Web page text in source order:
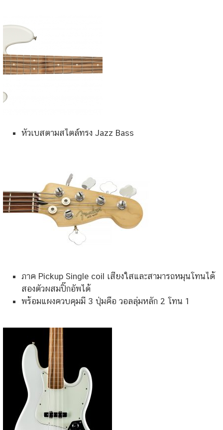
หัวเบสตามสไตล์ทรง Jazz Bass
ภาค Pickup Single coil เสียงใสและสามารถหมุนโทนได้
สองตัวผสมปิ๊กอัพได้
พร้อมแผงควบคุมมี 3 ปุ่มคือ วอลลุ่มหลัก 2 โทน 1